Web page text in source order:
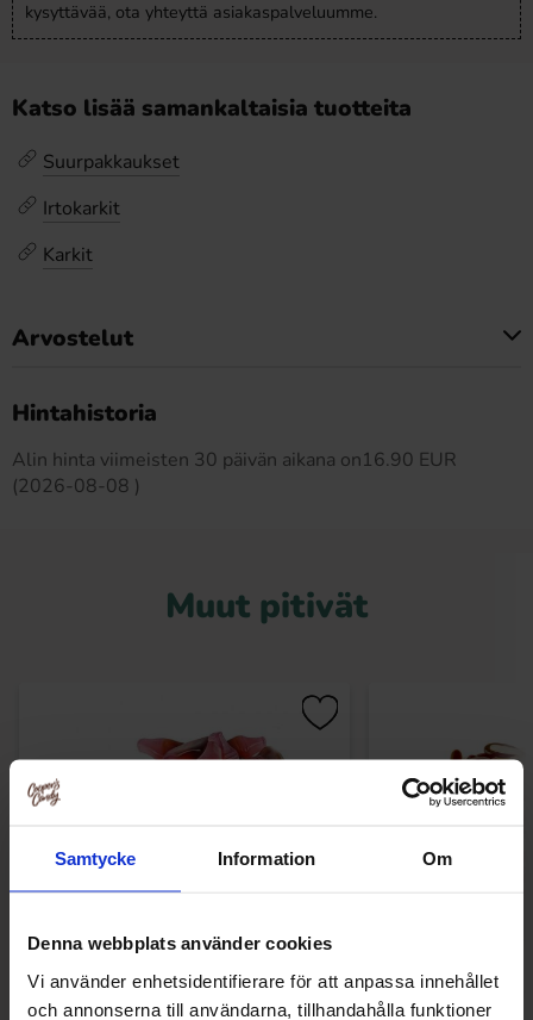
Samtycke Information Om
Denna webbplats använder cookies
Vi använder enhetsidentifierare för att anpassa innehållet
och annonserna till användarna, tillhandahålla funktioner
kysyttävää, ota yhteyttä asiakaspalveluumme.
Katso lisää samankaltaisia tuotteita
Suurpakkaukset
Irtokarkit
Karkit
Arvostelut
Hintahistoria
Alin hinta viimeisten 30 päivän aikana on16.90 EUR
(2026-08-08 )
Muut pitivät
Matthijs Cherry Cola Veggie 1kg Red Band